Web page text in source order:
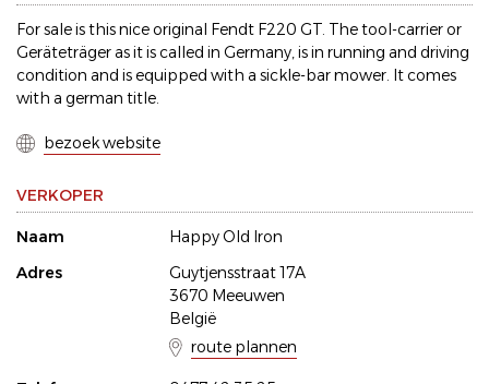
For sale is this nice original Fendt F220 GT. The tool-carrier or
Geräteträger as it is called in Germany, is in running and driving
condition and is equipped with a sickle-bar mower. It comes
with a german title.
bezoek website
VERKOPER
Naam
Happy Old Iron
Adres
Guytjensstraat 17A
3670 Meeuwen
België
route plannen